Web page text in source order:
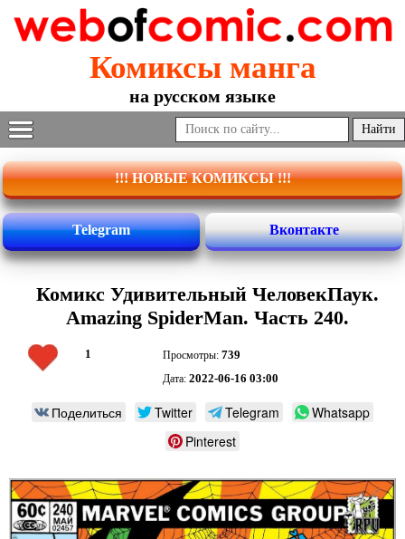
Комиксы манга
на русском языке
!!! НОВЫЕ КОМИКСЫ !!!
Telegram Вконтакте
Комикс Удивительный ЧеловекПаук.
Amazing SpiderMan. Часть 240.
1 Просмотры: 739
Дата: 2022-06-16 03:00
Поделиться Twitter Telegram
Whatsapp
Pinterest